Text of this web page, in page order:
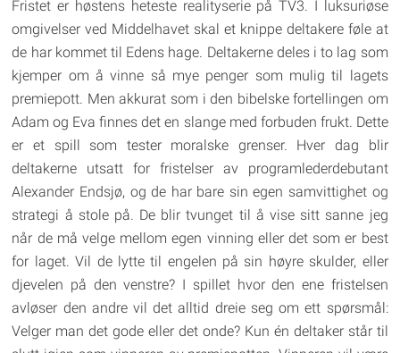
Fristet er høstens heteste realityserie på TV3. I luksuriøse
omgivelser ved Middelhavet skal et knippe deltakere føle at
de har kommet til Edens hage. Deltakerne deles i to lag som
kjemper om å vinne så mye penger som mulig til lagets
premiepott. Men akkurat som i den bibelske fortellingen om
Adam og Eva finnes det en slange med forbuden frukt. Dette
er et spill som tester moralske grenser. Hver dag blir
deltakerne utsatt for fristelser av programlederdebutant
Alexander Endsjø, og de har bare sin egen samvittighet og
strategi å stole på. De blir tvunget til å vise sitt sanne jeg
når de må velge mellom egen vinning eller det som er best
for laget. Vil de lytte til engelen på sin høyre skulder, eller
djevelen på den venstre? I spillet hvor den ene fristelsen
avløser den andre vil det alltid dreie seg om ett spørsmål:
Velger man det gode eller det onde? Kun én deltaker står til